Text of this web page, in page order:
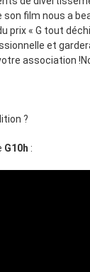
film nous a
« G tout
et
association
?
G10h :